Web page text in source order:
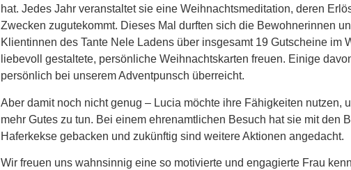
hat. Jedes Jahr veranstaltet sie eine Weihnachtsmeditation, deren
Zwecken zugutekommt. Dieses Mal durften sich die Bewohnerinnen
Klientinnen des Tante Nele Ladens über insgesamt 19 Gutscheine im
liebevoll gestaltete, persönliche Weihnachtskarten freuen. Einige
persönlich bei unserem Adventpunsch überreicht.
Aber damit noch nicht genug – Lucia möchte ihre Fähigkeiten nutzen,
mehr Gutes zu tun. Bei einem ehrenamtlichen Besuch hat sie mit den
Haferkekse gebacken und zukünftig sind weitere Aktionen angedacht.
Wir freuen uns wahnsinnig eine so motivierte und engagierte Frau